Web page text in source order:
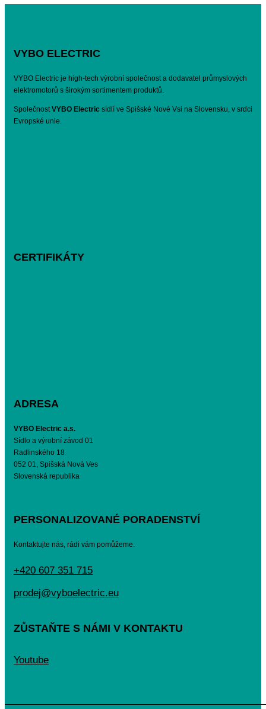
VYBO ELECTRIC
VYBO Electric je high-tech výrobní společnost a dodavatel průmyslových
elektromotorů s širokým sortimentem produktů.
Společnost VYBO Electric sídlí ve Spišské Nové Vsi na Slovensku, v srdci
Evropské unie.
CERTIFIKÁTY
ADRESA
VYBO Electric a.s.
Sídlo a výrobní závod 01
Radlinského 18
052 01, Spišská Nová Ves
Slovenská republika
PERSONALIZOVANÉ PORADENSTVÍ
Kontaktujte nás, rádi vám pomůžeme.
+420 607 351 715
prodej@vyboelectric.eu
ZŮSTAŇTE S NÁMI V KONTAKTU
Youtube